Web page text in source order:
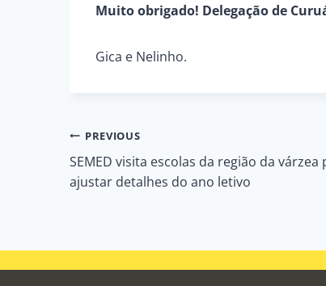
Muito obrigado! Delegação de
Gica e Nelinho.
Navegação
de
PREVIOUS
SEMED visita escolas da região da várzea
ajustar detalhes do ano letivo